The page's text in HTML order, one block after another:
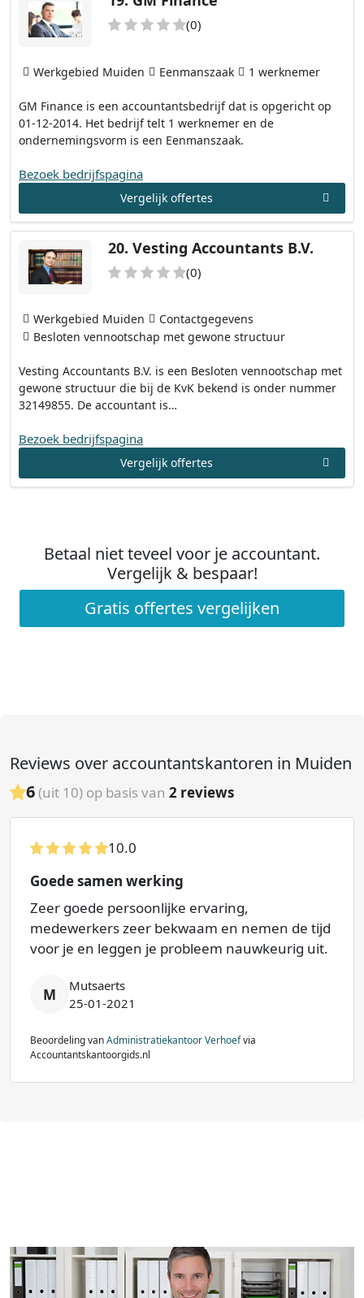
(0)
GM Finance is een accountantsbedrijf dat is opgericht op
01-12-2014. Het bedrijf telt 1 werknemer en de
ondernemingsvorm is een Eenmanszaak.
Werkgebied Muiden Eenmanszaak 1 werknemer
Bezoek bedrijfspagina
Vergelijk offertes
20. Vesting Accountants B.V.
(0)
Vesting Accountants B.V. is een Besloten vennootschap met
gewone structuur die bij de KvK bekend is onder nummer
32149855. De accountant is…
Werkgebied Muiden
Contactgegevens
Besloten vennootschap met gewone structuur
Bezoek bedrijfspagina
Vergelijk offertes
Betaal niet teveel voor je accountant.
Vergelijk & bespaar!
Gratis offertes vergelijken
Reviews over accountantskantoren in Muiden
6(uit 10) op basis van 2 reviews
10.0
Goede samen werking
Zeer goede persoonlijke ervaring,
medewerkers zeer bekwaam en nemen de tijd
voor je en leggen je probleem nauwkeurig uit.
M
Mutsaerts
25-01-2021
Beoordeling vanAdministratiekantoor Verhoefvia
Accountantskantoorgids.nl